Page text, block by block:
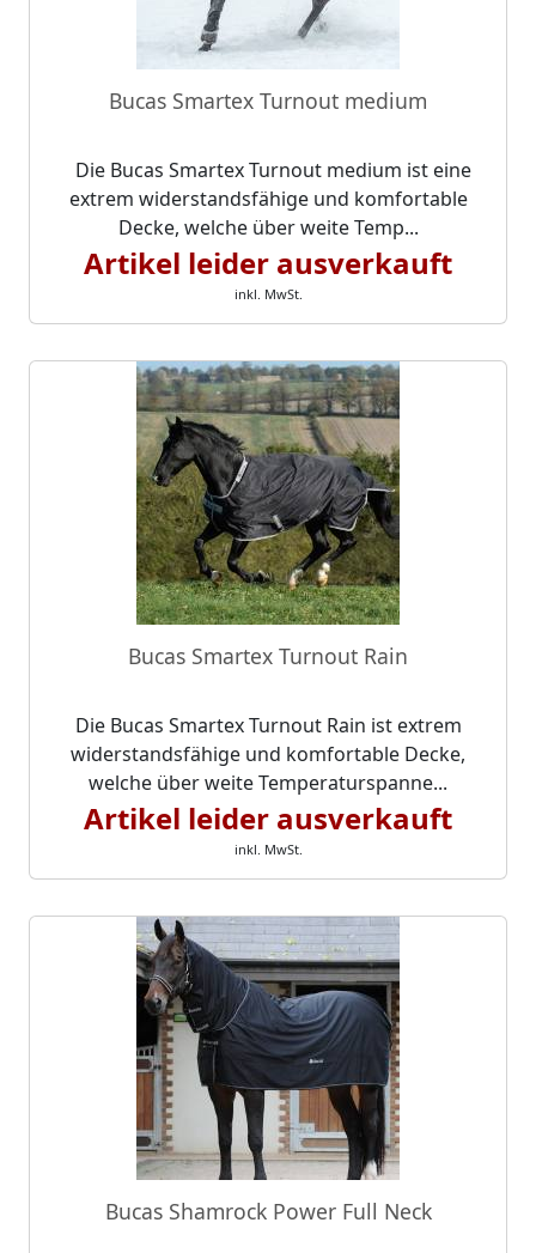
Bucas Smartex Turnout medium
Die Bucas Smartex Turnout medium ist eine
extrem widerstandsfähige und komfortable
Decke, welche über weite Temp...
Artikel leider ausverkauft
inkl. MwSt.
Bucas Smartex Turnout Rain
Die Bucas Smartex Turnout Rain ist extrem
widerstandsfähige und komfortable Decke,
welche über weite Temperaturspanne...
Artikel leider ausverkauft
inkl. MwSt.
Bucas Shamrock Power Full Neck